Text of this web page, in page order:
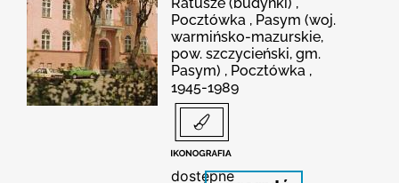
Ratusze (budynki) ,
Pocztówka , Pasym (woj.
warmińsko-mazurskie,
pow. szczycieński, gm.
Pasym) , Pocztówka ,
1945-1989
dostępne